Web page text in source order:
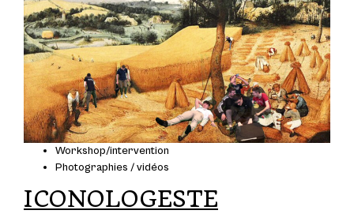
Workshop/intervention
Photographies / vidéos
ICONOLOGESTE